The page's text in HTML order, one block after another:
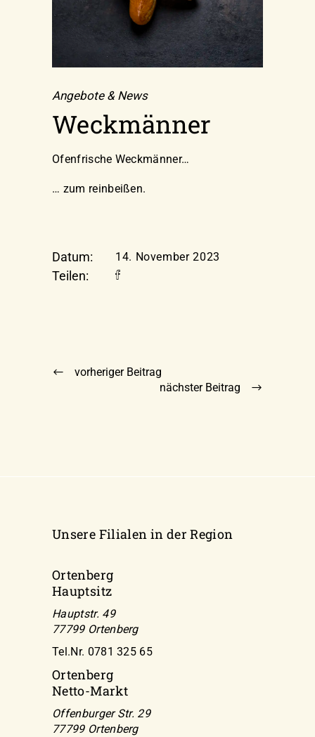
Angebote & News
Weckmänner
Ofenfrische Weckmänner…
… zum reinbeißen.
Datum: 14. November 2023
Teilen:
vorheriger Beitrag
nächster Beitrag
Unsere Filialen in der Region
Ortenberg
Hauptsitz
Hauptstr. 49
77799 Ortenberg
Tel.Nr. 0781 325 65
Ortenberg
Netto-Markt
Offenburger Str. 29
77799 Ortenberg